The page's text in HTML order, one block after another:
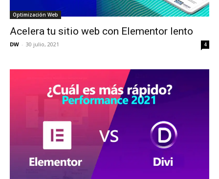
Optimización Web
Acelera tu sitio web con Elementor lento
DW - 30 julio, 2021 4